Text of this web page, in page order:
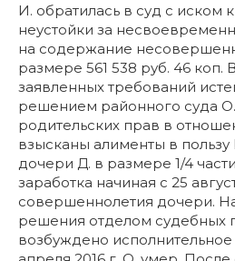
И. обратилась в суд с иском
неустойки за
на содержание
размере 561 538 руб. 46 коп.
заявленных требований
решением районного суда
родительских прав в
взысканы алименты в
дочери Д. в размере 1/4
заработка начиная с 25
совершеннолетия дочери.
решения отделом судебных
возбуждено